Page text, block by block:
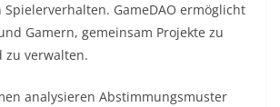
Spielerverhalten. GameDAO ermöglicht
Gamern, gemeinsam Projekte zu
zu verwalten.​
analysieren Abstimmungsmuster